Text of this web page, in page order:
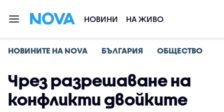
НОВИНИ НА ЖИВО
НОВИНИТЕ НА NOVA БЪЛГАРИЯ ОБЩЕСТВО
Чрез разрешаване на
конфликти двойките